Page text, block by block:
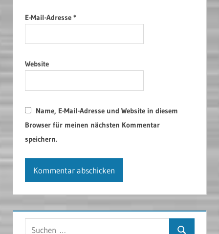
E-Mail-Adresse *
Website
Name, E-Mail-Adresse und Website in diesem
Browser für meinen nächsten Kommentar
speichern.